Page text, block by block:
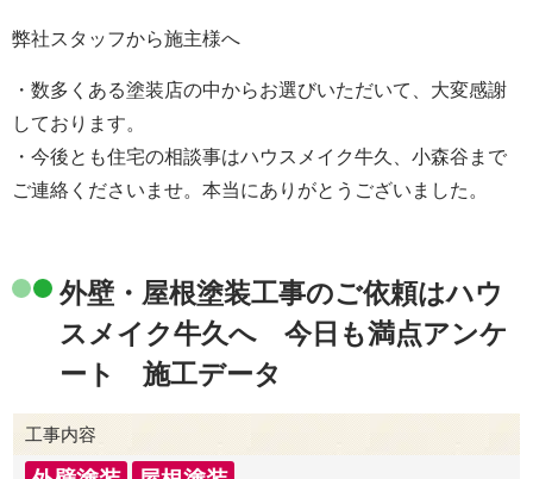
弊社スタッフから施主様へ
・数多くある塗装店の中からお選びいただいて、大変感謝
しております。
・今後とも住宅の相談事はハウスメイク牛久、小森谷まで
ご連絡くださいませ。本当にありがとうございました。
外壁・屋根塗装工事のご依頼はハウ
スメイク牛久へ 今日も満点アンケ
ート 施工データ
工事内容